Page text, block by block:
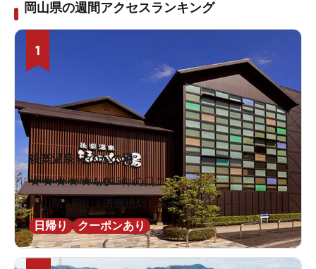
岡山県の週間アクセスランキング
1
後楽温泉 ほのかの湯
★★★★★4.025件の口コミ
岡山県 / 岡山 / 清輝橋駅1.2km
日帰り
クーポンあり